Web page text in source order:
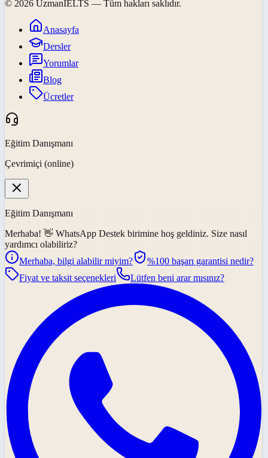
© 2026 UzmanIELTS — Tüm hakları saklıdır.
Anasayfa
Dersler
Yorumlar
Blog
Ücretler
Eğitim Danışmanı
Çevrimiçi (online)
Eğitim Danışmanı
Merhaba! 👋 WhatsApp Destek birimine hoş geldiniz. Size nasıl
yardımcı olabiliriz?
Merhaba, bilgi alabilir miyim?
%100 başarı garantisi nedir?
Fiyat ve taksit seçenekleri
Lütfen beni arar mısınız?